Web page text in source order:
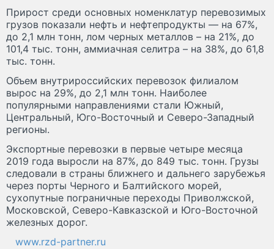
Прирост среди основных номенклатур перевозимых
грузов показали нефть и нефтепродукты — на 67%,
до 2,1 млн тонн, лом черных металлов – на 21%, до
101,4 тыс. тонн, аммиачная селитра – на 38%, до 61,8
тыс. тонн.
Объем внутрироссийских перевозок филиалом
вырос на 29%, до 2,1 млн тонн. Наиболее
популярными направлениями стали Южный,
Центральный, Юго-Восточный и Северо-Западный
регионы.
Экспортные перевозки в первые четыре месяца
2019 года выросли на 87%, до 849 тыс. тонн. Грузы
следовали в страны ближнего и дальнего зарубежья
через порты Черного и Балтийского морей,
сухопутные пограничные переходы Приволжской,
Московской, Северо-Кавказской и Юго-Восточной
железных дорог.
www.rzd-partner.ru